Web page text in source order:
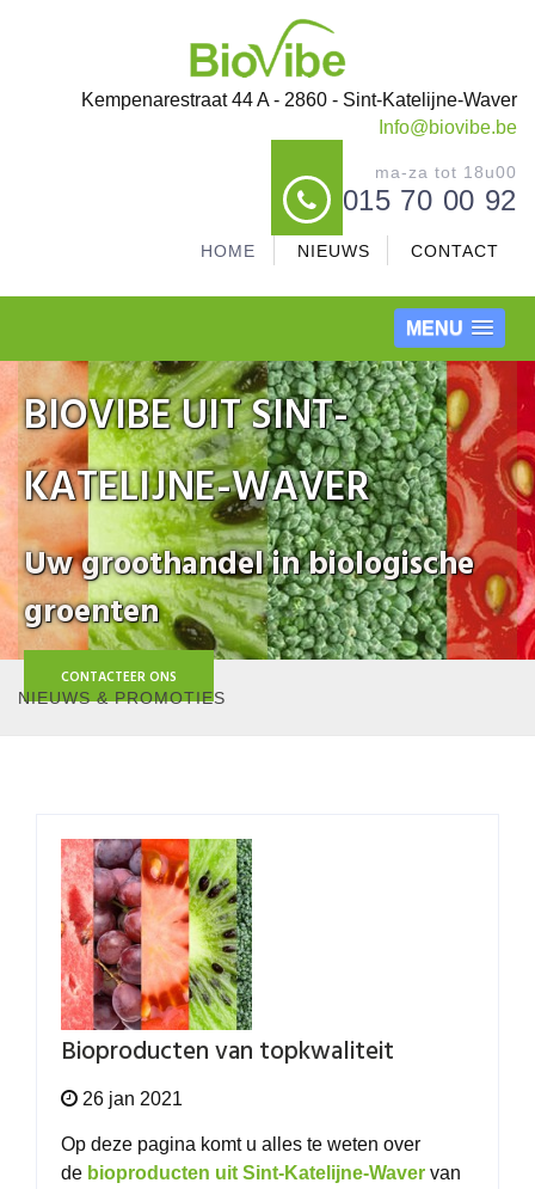
Kempenarestraat 44 A - 2860 - Sint-Katelijne-Waver
Info@biovibe.be
ma-za tot 18u00
015 70 00 92
HOME NIEUWS CONTACT
MENU
BIOVIBE UIT SINT-
KATELIJNE-WAVER
Uw groothandel in biologische
groenten
CONTACTEER ONS
NIEUWS & PROMOTIES
Bioproducten van topkwaliteit
26 jan 2021
Op deze pagina komt u alles te weten over
de bioproducten uit Sint-Katelijne-Waver van